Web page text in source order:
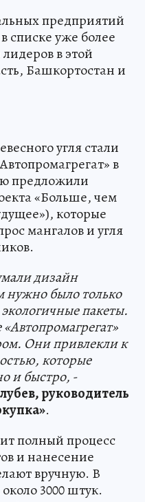
предприятий
списке уже более
в этой
Башкортостан и
угля стали
в
предложили
«Больше, чем
которые
мангалов и угля
дизайн
нужно было только
пакеты.
Они привлекли к
которые
и быстро, -
руководитель
.
полный процесс
и нанесение
вручную. В
3000 штук.